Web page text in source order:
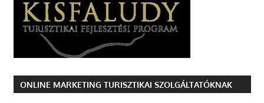
ONLINE MARKETING TURISZTIKAI SZOLGÁLTATÓKNAK